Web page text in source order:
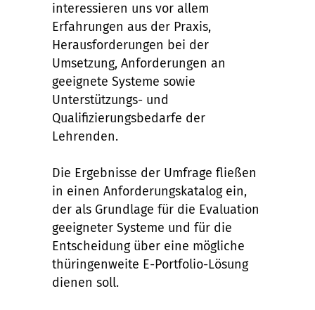
interessieren uns vor allem
Erfahrungen aus der Praxis,
Herausforderungen bei der
Umsetzung, Anforderungen an
geeignete Systeme sowie
Unterstützungs- und
Qualifizierungsbedarfe der
Lehrenden.
Die Ergebnisse der Umfrage fließen
in einen Anforderungskatalog ein,
der als Grundlage für die Evaluation
geeigneter Systeme und für die
Entscheidung über eine mögliche
thüringenweite E-Portfolio-Lösung
dienen soll.